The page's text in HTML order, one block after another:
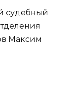
судебный
Максим